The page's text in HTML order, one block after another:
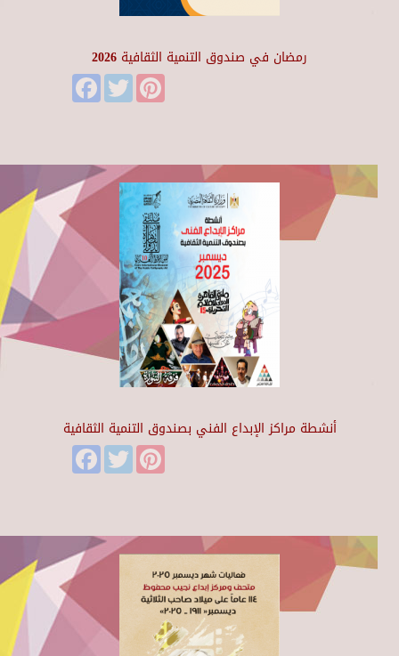
رمضان في صندوق التنمية الثقافية 2026
FacebookTwitter
أنشطة مراكز الإبداع الفني بصندوق التنمية الثقافية
FacebookTwitter